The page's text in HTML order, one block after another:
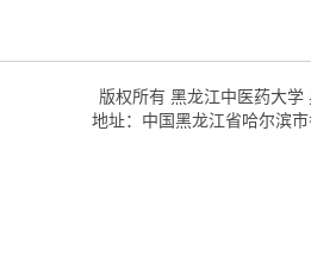
版权所有 黑龙江中医药大学
地址：中国黑龙江省哈尔滨